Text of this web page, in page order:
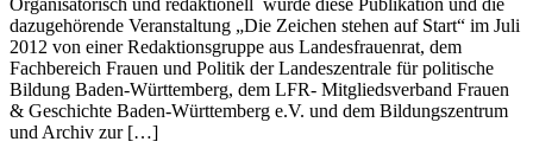
dazugehörende Veranstaltung „Die Zeichen stehen auf Start“ im Juli
2012 von einer Redaktionsgruppe aus Landesfrauenrat, dem
Fachbereich Frauen und Politik der Landeszentrale für politische
Bildung Baden-Württemberg, dem LFR- Mitgliedsverband Frauen
& Geschichte Baden-Württemberg e.V. und dem Bildungszentrum
und Archiv zur […]